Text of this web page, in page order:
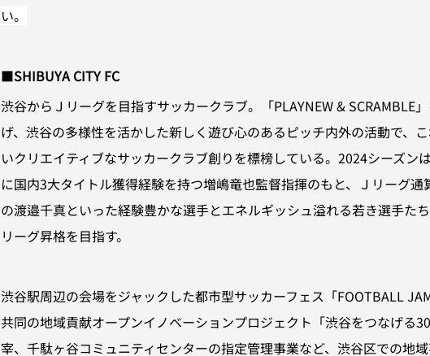
い。
■SHIBUYA CITY FC
渋谷からＪリーグを目指すサッカークラブ。「PLAYNEW & SCRAMBLE
げ、渋谷の多様性を活かした新しく遊び心のあるピッチ内外の活動で、
いクリエイティブなサッカークラブ創りを標榜している。2024シーズン
に国内3大タイトル獲得経験を持つ増嶋竜也監督指揮のもと、Ｊリーグ通
の渡邉千真といった経験豊かな選手とエネルギッシュ溢れる若き選手た
リーグ昇格を目指す。
渋谷駅周辺の会場をジャックした都市型サッカーフェス「FOOTBALL
共同の地域貢献オープンイノベーションプロジェクト「渋谷をつなげる
宰、千駄ヶ谷コミュニティセンターの指定管理事業など、渋谷区での地